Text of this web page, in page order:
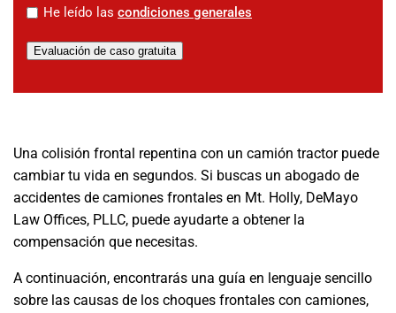
* He leído las condiciones generales
Evaluación de caso gratuita
Una colisión frontal repentina con un camión tractor puede
cambiar tu vida en segundos. Si buscas un abogado de
accidentes de camiones frontales en Mt. Holly, DeMayo
Law Offices, PLLC, puede ayudarte a obtener la
compensación que necesitas.
A continuación, encontrarás una guía en lenguaje sencillo
sobre las causas de los choques frontales con camiones,